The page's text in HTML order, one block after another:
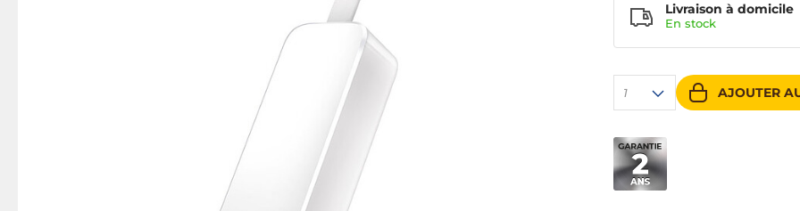
1 AJOUTER
Livraison à domicile
En stock